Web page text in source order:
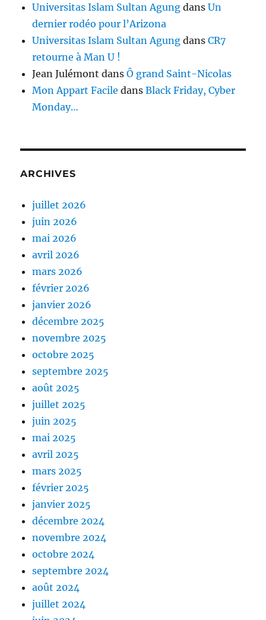
Universitas Islam Sultan Agung dansUn
dernier rodéo pour l’Arizona
Universitas Islam Sultan Agung dansCR7
retourne à Man U !
Jean Julémont dansÔ grand Saint-Nicolas
Mon Appart Facile dansBlack Friday, Cyber
Monday…
ARCHIVES
juillet 2026
juin 2026
mai 2026
avril 2026
mars 2026
février 2026
janvier 2026
décembre 2025
novembre 2025
octobre 2025
septembre 2025
août 2025
juillet 2025
juin 2025
mai 2025
avril 2025
mars 2025
février 2025
janvier 2025
décembre 2024
novembre 2024
octobre 2024
septembre 2024
août 2024
juillet 2024